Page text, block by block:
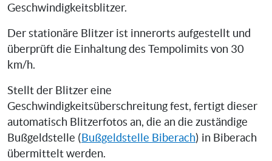
Geschwindigkeitsblitzer.
Der stationäre Blitzer ist innerorts aufgestellt und
überprüft die Einhaltung des Tempolimits von 30
km/h.
Stellt der Blitzer eine
Geschwindigkeitsüberschreitung fest, fertigt dieser
automatisch Blitzerfotos an, die an die zuständige
Bußgeldstelle ( Bußgeldstelle Biberach) in Biberach
übermittelt werden.